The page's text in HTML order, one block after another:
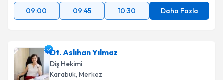
09:00
09:45 10:30 Daha Fazla
Dt. Aslıhan Yılmaz
Diş Hekimi
Karabük, Merkez